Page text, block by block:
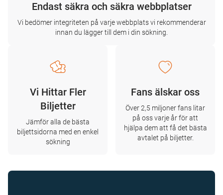
Endast säkra och säkra webbplatser
Vi bedömer integriteten på varje webbplats vi rekommenderar
innan du lägger till dem i din sökning.
Vi Hittar Fler
Biljetter
Jämför alla de bästa
biljettsidorna med en enkel
sökning
Fans älskar oss
Över 2,5 miljoner fans litar
på oss varje år för att
hjälpa dem att få det bästa
avtalet på biljetter.